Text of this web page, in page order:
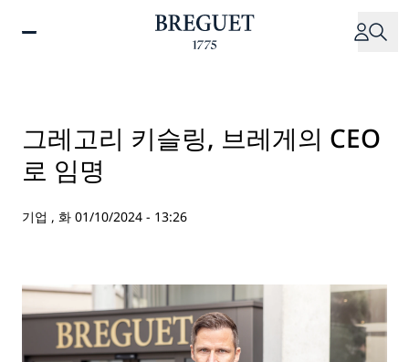
그레고리 키슬링, 브레게의 CEO
로 임명
기업 , 화 01/10/2024 - 13:26